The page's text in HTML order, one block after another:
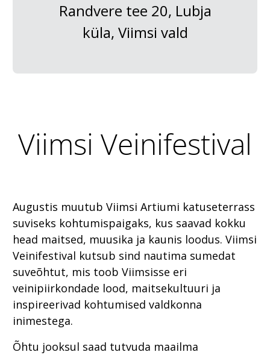
Randvere tee 20, Lubja
küla, Viimsi vald
Viimsi Veinifestival
Augustis muutub Viimsi Artiumi katuseterrass
suviseks kohtumispaigaks, kus saavad kokku
head maitsed, muusika ja kaunis loodus. Viimsi
Veinifestival kutsub sind nautima sumedat
suveõhtut, mis toob Viimsisse eri
veinipiirkondade lood, maitsekultuuri ja
inspireerivad kohtumised valdkonna
inimestega.
Õhtu jooksul saad tutvuda maailma